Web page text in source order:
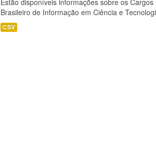
Estão disponíveis informações sobre os
Brasileiro de Informação em Ciência e
CSV